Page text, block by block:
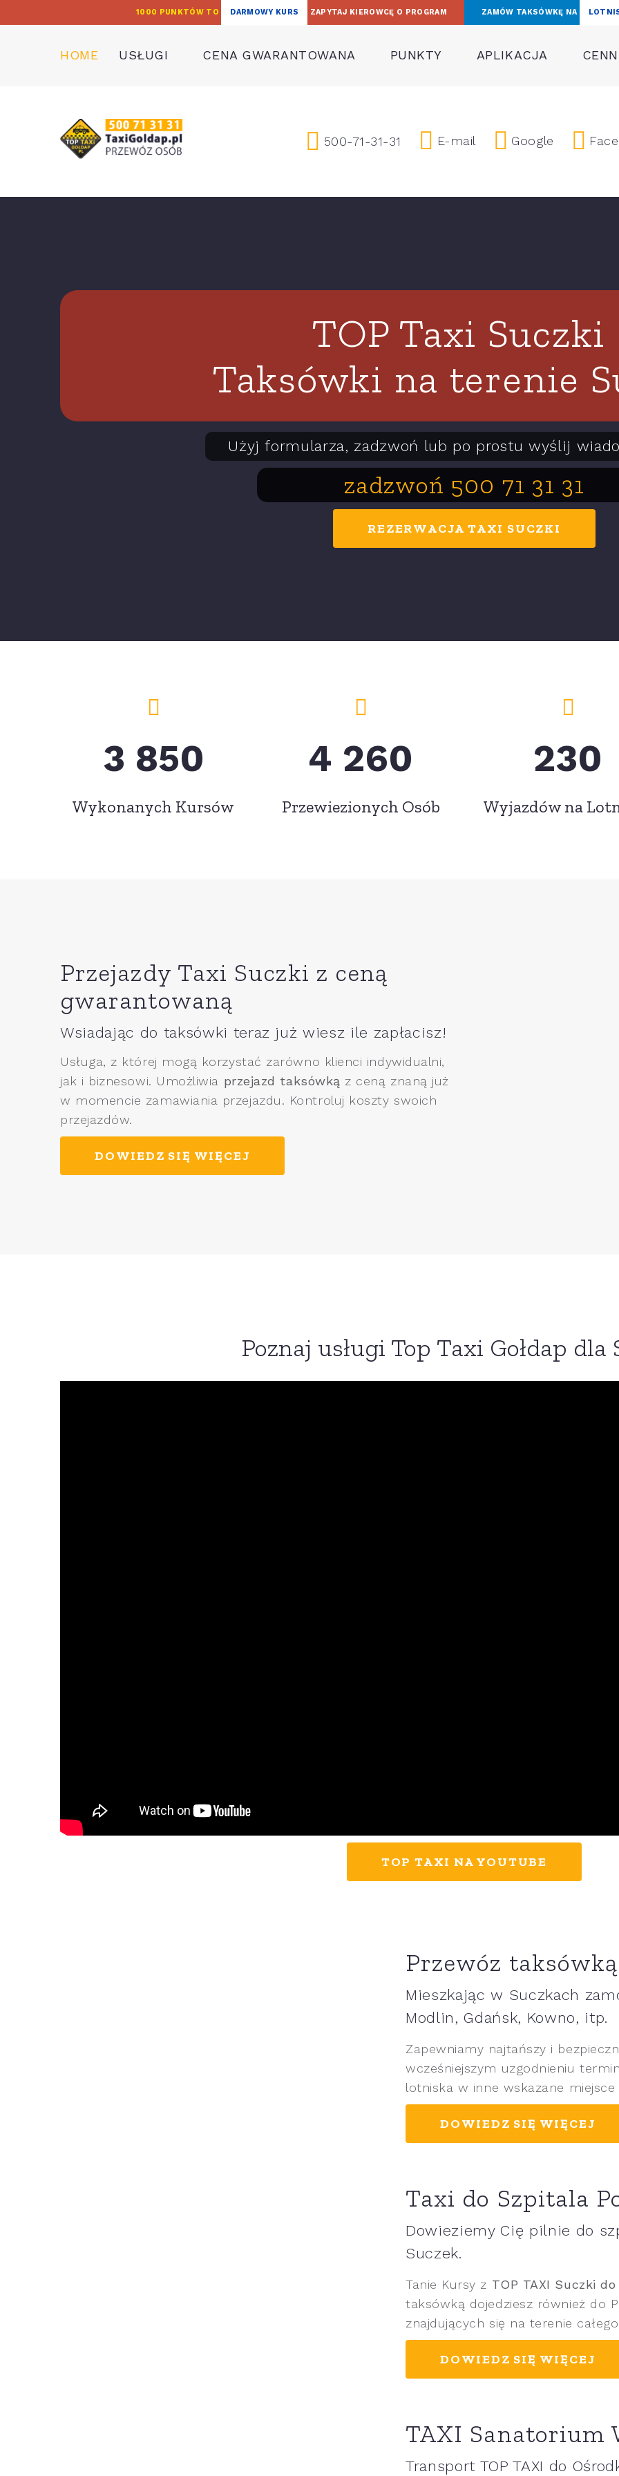
1000 PUNKTÓW TO DARMOWY KURS ZAPYTAJ KIEROWCĘ O PROGRAM ZAMÓW TAKSÓWKĘ NA
HOME USŁUGI CENA GWARANTOWANA PUNKTY APLIKACJA
500-71-31-31 E-mail Google
TOP Taxi Suczki
Taksówki na terenie
Użyj formularza, zadzwoń lub po prostu wyślij
zadzwoń 500 71 31 31
REZERWACJA TAXI SUCZKI
3 850
Wykonanych Kursów
4 260
Przewiezionych Osób
230
Wyjazdów na
Przejazdy Taxi Suczki z ceną
gwarantowaną
Wsiadając do taksówki teraz już wiesz ile zapłacisz!
Usługa, z której mogą korzystać zarówno klienci indywidualni,
jak i biznesowi. Umożliwia przejazd taksówką z ceną znaną już
w momencie zamawiania przejazdu. Kontroluj koszty swoich
przejazdów.
DOWIEDZ SIĘ WIĘCEJ
Poznaj usługi Top Taxi Gołdap dla
TOP TAXI NA YOUTUBE
Przewóz
Mieszkając w Suczkach
Modlin, Gdańsk, Kowno, itp.
Zapewniamy najtańszy i
wcześniejszym uzgodnieniu
lotniska w inne wskazane
DOWIEDZ SIĘ WIĘCEJ
Taxi do Szpitala
Dowieziemy Cię pilnie do
Suczek.
Tanie Kursy z TOP TAXI Suczki
taksówką dojedziesz również do
znajdujących się na terenie
DOWIEDZ SIĘ WIĘCEJ
TAXI Sanatorium
Transport TOP TAXI do